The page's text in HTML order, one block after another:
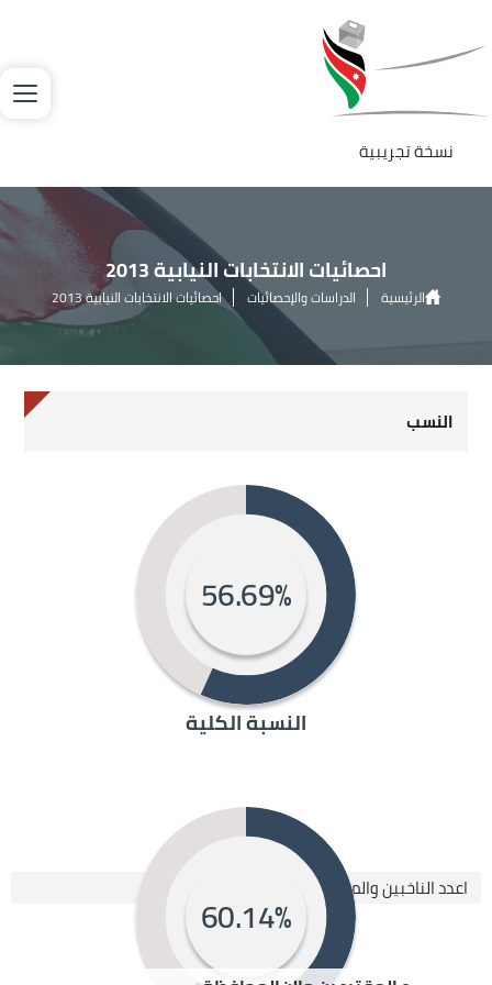
تجاوز إلى المحتوى الرئيسي
نسخة تجريبية
احصائيات الانتخابات النيابية 2013
الرئيسية الدراسات والإحصائيات احصائيات الانتخابات النيابية 2013
النسب
56.69%
النسبة الكلية
60.14%
اعدد الناخبين والمقترعين